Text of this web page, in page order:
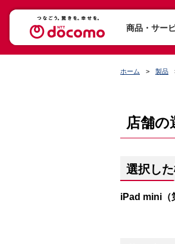
商品・サー
ホーム 製品
店舗の
選択し
iPad mini（